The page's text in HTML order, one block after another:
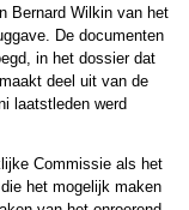
Bernard Wilkin van het
De documenten
in het dossier dat
deel uit van de
laatstleden werd
Commissie als het
het mogelijk maken